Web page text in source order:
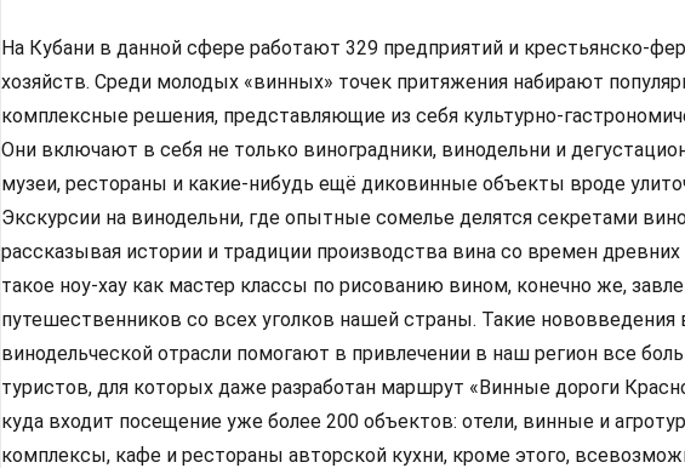
На Кубани в данной сфере работают 329 предприятий и крестьянско-
хозяйств. Среди молодых «винных» точек притяжения набирают
комплексные решения, представляющие из себя культурно-
Они включают в себя не только виноградники, винодельни и
музеи, рестораны и какие-нибудь ещё диковинные объекты вроде
Экскурсии на винодельни, где опытные сомелье делятся секретами
рассказывая истории и традиции производства вина со времен древних
такое ноу-хау как мастер классы по рисованию вином, конечно же,
путешественников со всех уголков нашей страны. Такие нововведения
винодельческой отрасли помогают в привлечении в наш регион все
туристов, для которых даже разработан маршрут «Винные дороги
куда входит посещение уже более 200 объектов: отели, винные и
комплексы, кафе и рестораны авторской кухни, кроме этого,